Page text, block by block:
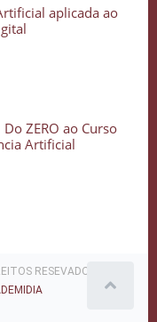
aplicada ao
ZERO ao Curso
Artificial
RESEVADOS .